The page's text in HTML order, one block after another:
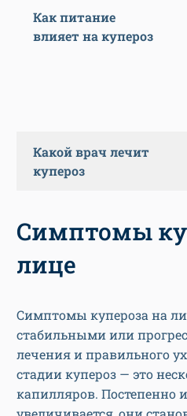
Как питание
влияет на купероз
Какой врач лечит
купероз
Симптомы
лице
Симптомы купероза на
стабильными или
лечения и правильного
стадии купероз — это
капилляров. Постепенно